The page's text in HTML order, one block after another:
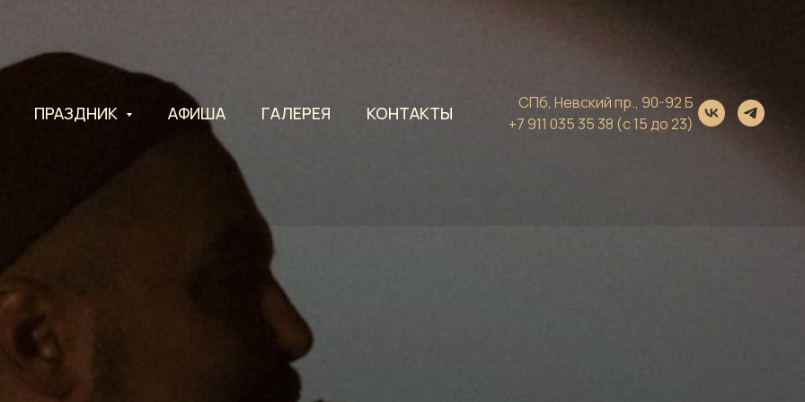
ПРАЗДНИК АФИША ГАЛЕРЕЯ КОНТАКТЫ
СПб, Невский пр., 90-92 Б
+7 911 035 35 38 (с 15 до 23)